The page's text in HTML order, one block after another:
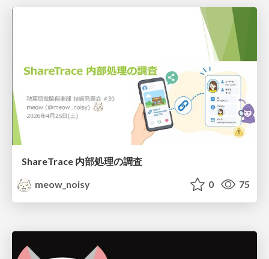
ShareTrace 内部処理の調査
meow_noisy
0 75